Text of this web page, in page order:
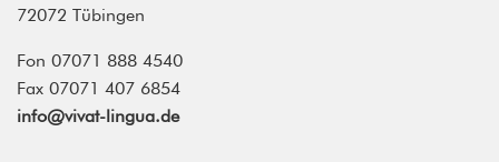
72072 Tübingen
Fon 07071 888 4540
Fax 07071 407 6854
info@vivat-lingua.de